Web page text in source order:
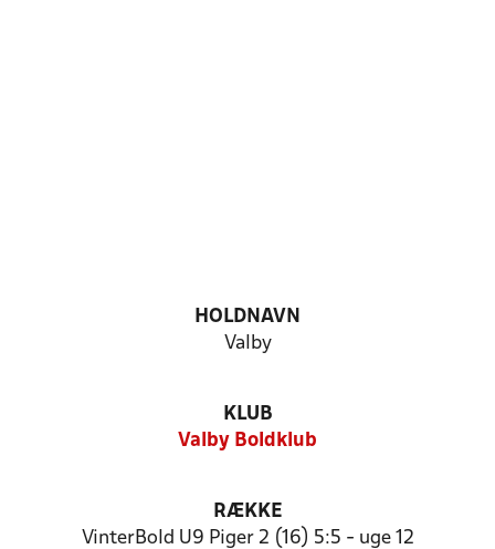
HOLDNAVN
Valby
KLUB
Valby Boldklub
RÆKKE
VinterBold U9 Piger 2 (16) 5:5 - uge 12